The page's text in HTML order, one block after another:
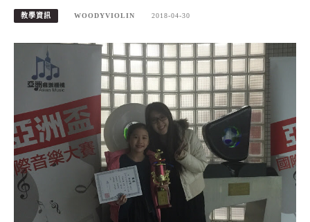
教學資訊 WOODYVIOLIN 2018-04-30